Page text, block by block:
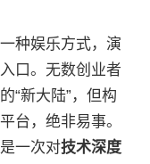
种娱乐方式，演
口。无数创业者
“新大陆”，但构
台，绝非易事。
一次对技术深度